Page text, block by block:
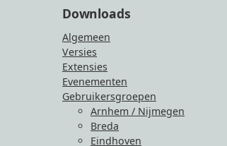
Downloads
Algemeen
Versies
Extensies
Evenementen
Gebruikersgroepen
Arnhem / Nijmegen
Breda
Eindhoven